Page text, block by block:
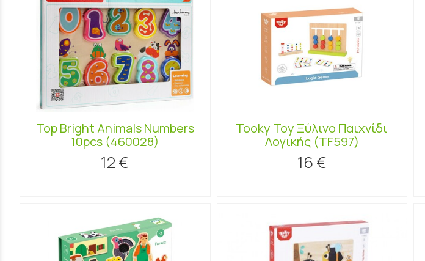
Top Bright Animals Numbers
10pcs (460028)
12 €
Tooky Toy Ξύλινο Παιχνίδι
Λογικής (TF597)
16 €